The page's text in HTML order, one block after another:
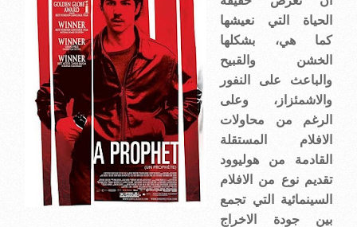
الحياة التي نعيشها
كما هي، بشكلها
الخشن والقبيح
والباعث على النفور
والاشمئزاز، وعلى
الرغم من محاولات
الافلام المستقلة
القادمة من هوليوود
تقديم نوع من الافلام
السينمائية التي تجمع
بين جودة الاخراج